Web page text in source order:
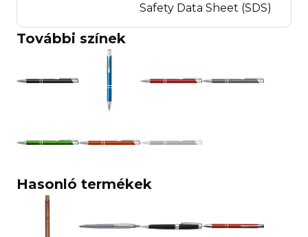
Safety Data Sheet (SDS)
További színek
Hasonló termékek